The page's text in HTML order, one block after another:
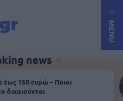
MENU
news
έως 150 ευρώ – Ποιοι
δικαιούνται